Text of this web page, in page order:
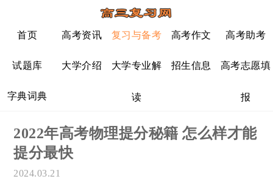
首页 高考资讯 复习与备考 高考作文 高考助考
试题库 大学介绍 大学专业解
读
招生信息 高考志愿填
报
字典词典
2022年高考物理提分秘籍 怎么样才能
提分最快
2024.03.21